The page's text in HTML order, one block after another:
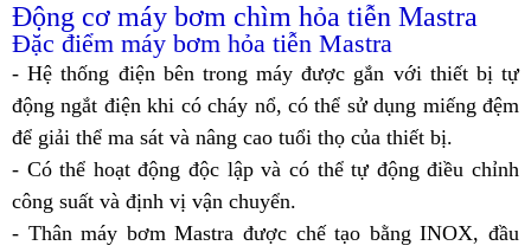
Động cơ máy bơm chìm hỏa tiễn Mastra
Đặc điểm máy bơm hỏa tiễn Mastra
- Hệ thống điện bên trong máy được gắn với thiết bị tự
động ngắt điện khi có cháy nổ, có thể sử dụng miếng đệm
để giải thể ma sát và nâng cao tuổi thọ của thiết bị.
- Có thể hoạt động độc lập và có thể tự động điều chỉnh
công suất và định vị vận chuyển.
- Thân máy bơm Mastra được chế tạo bằng INOX, đầu